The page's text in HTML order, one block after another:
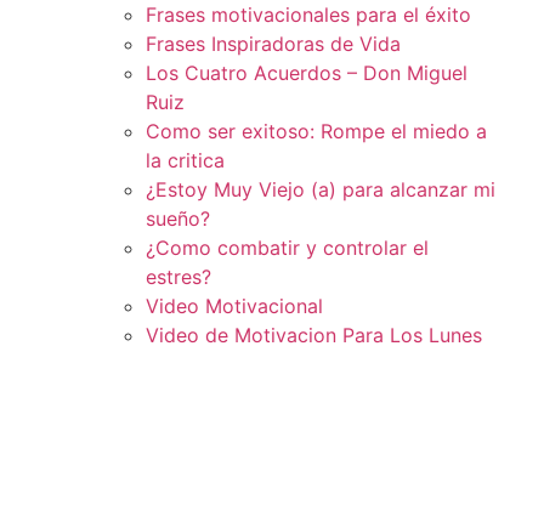
Frases motivacionales para el éxito
Frases Inspiradoras de Vida
Los Cuatro Acuerdos – Don Miguel
Ruiz
Como ser exitoso: Rompe el miedo a
la critica
¿Estoy Muy Viejo (a) para alcanzar mi
sueño?
¿Como combatir y controlar el
estres?
Video Motivacional
Video de Motivacion Para Los Lunes